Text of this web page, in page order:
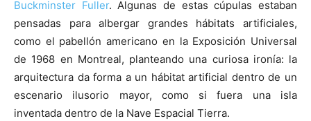
Buckminster Fuller. Algunas de estas cúpulas estaban
pensadas para albergar grandes hábitats artificiales,
como el pabellón americano en la Exposición Universal
de 1968 en Montreal, planteando una curiosa ironía: la
arquitectura da forma a un hábitat artificial dentro de un
escenario ilusorio mayor, como si fuera una isla
inventada dentro de la Nave Espacial Tierra.